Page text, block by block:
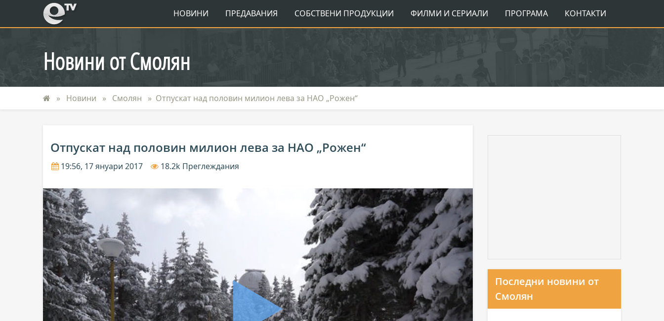
eTV НОВИНИ ПРЕДАВАНИЯ СОБСТВЕНИ ПРОДУКЦИИ ФИЛМИ И СЕРИАЛИ ПРОГРАМА КОНТАКТИ
Новини от Смолян
Новини Смолян Отпускат над половин милион лева за НАО „Рожен“
Отпускат над половин милион лева за НАО „Рожен“
19:56, 17 януари 2017 18.2k Преглеждания
Последни новини от
Смолян